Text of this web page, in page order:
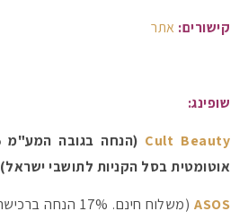
קישורים: אתר
שופינג:
Cult Beauty
אוטומטית בסל הקניות לתושבי ישראל)
ASOS